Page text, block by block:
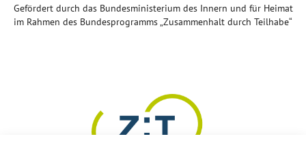
Gefördert durch das Bundesministerium des Innern und für Heimat
im Rahmen des Bundesprogramms „Zusammenhalt durch Teilhabe“